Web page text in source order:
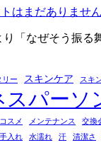
はまだありません
リー スキンケア スキ
スパーソ
スメ メンテナンス 交換
手入れ 水濡れ 汗 清潔さ